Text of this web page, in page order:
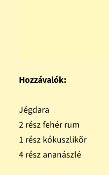
Hozzávalók:
Jégdara
2 rész fehér rum
1 rész kókuszlikõr
4 rész ananászlé